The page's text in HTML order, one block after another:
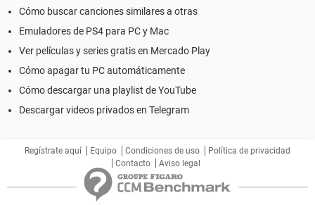
Cómo buscar canciones similares a otras
Emuladores de PS4 para PC y Mac
Ver películas y series gratis en Mercado Play
Cómo apagar tu PC automáticamente
Cómo descargar una playlist de YouTube
Descargar videos privados en Telegram
Regístrate aquí Equipo Condiciones de uso
Política de privacidad
Contacto
Aviso legal